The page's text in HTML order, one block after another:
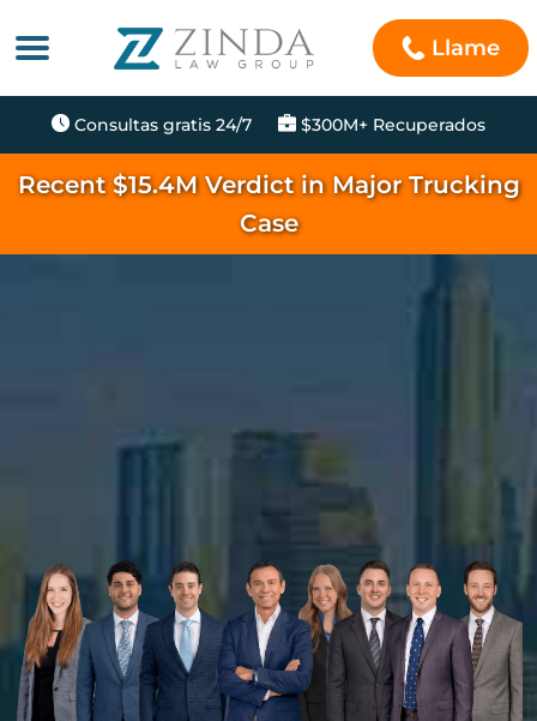
Llame
Consultas gratis 24/7 $300M+ Recuperados
Recent $15.4M Verdict in Major Trucking
Case